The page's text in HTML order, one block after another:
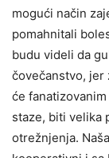
mogući način
pomahnitali
budu videli da
čovečanstvo, jer
će
staze, biti velika
otrežnjenja.